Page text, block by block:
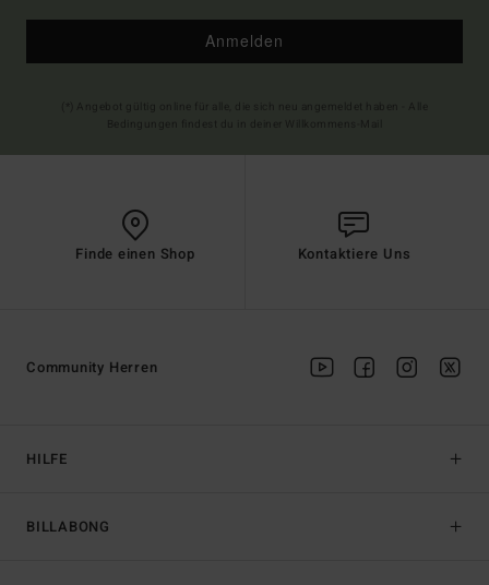
Anmelden
Finde einen Shop Kontaktiere Uns
HILFE
BILLABONG
Community Herren